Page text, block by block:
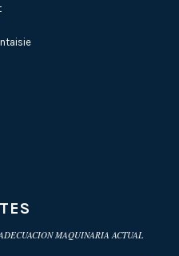
MAQUINARIA ACTUAL